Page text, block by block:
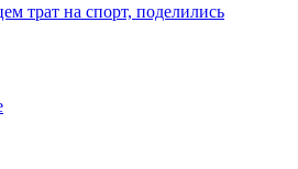
трат на спорт, поделились